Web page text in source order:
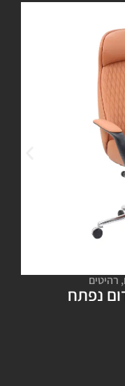
,רהיטים
נפתח